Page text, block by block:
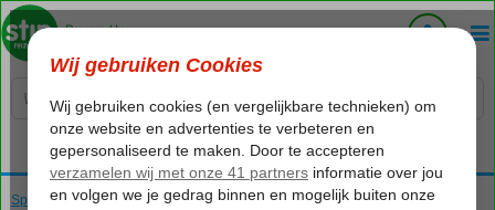
Voelt als thuiskomen...
Spanje Canarische Eilanden new region